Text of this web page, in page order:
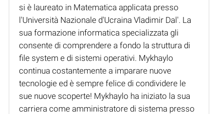
si è laureato in Matematica applicata presso
l'Università Nazionale d'Ucraina Vladimir Dal'. La
sua formazione informatica specializzata gli
consente di comprendere a fondo la struttura di
file system e di sistemi operativi. Mykhaylo
continua costantemente a imparare nuove
tecnologie ed è sempre felice di condividere le
sue nuove scoperte! Mykhaylo ha iniziato la sua
carriera come amministratore di sistema presso